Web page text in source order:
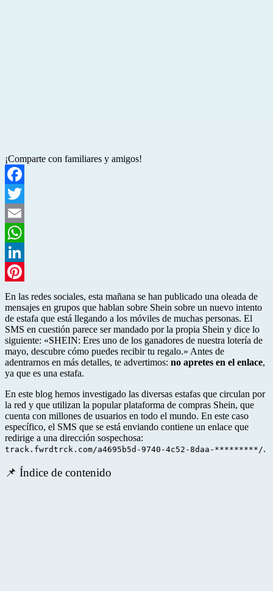
¡Comparte con familiares y amigos!
Facebook
Twitter
Email
WhatsApp
LinkedIn
Pinterest
En las redes sociales, esta mañana se han publicado una oleada de
mensajes en grupos que hablan sobre Shein sobre un nuevo intento
de estafa que está llegando a los móviles de muchas personas. El
SMS en cuestión parece ser mandado por la propia Shein y dice lo
siguiente: «SHEIN: Eres uno de los ganadores de nuestra lotería de
mayo, descubre cómo puedes recibir tu regalo.» Antes de
adentrarnos en más detalles, te advertimos: no apretes en el enlace,
ya que es una estafa.
En este blog hemos investigado las diversas estafas que circulan por
la red y que utilizan la popular plataforma de compras Shein, que
cuenta con millones de usuarios en todo el mundo. En este caso
específico, el SMS que se está enviando contiene un enlace que
redirige a una dirección sospechosa:
track.fwrdtrck.com/a4695b5d-9740-4c52-8daa-*********/.
📌 Índice de contenido